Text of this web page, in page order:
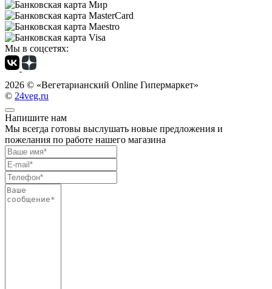
Мы в соцсетях:
2026 © «Вегетарианский Online Гипермаркет»
© 24veg.ru
Напишите нам
Мы всегда готовы выслушать новые предложения и
пожелания по работе нашего магазина